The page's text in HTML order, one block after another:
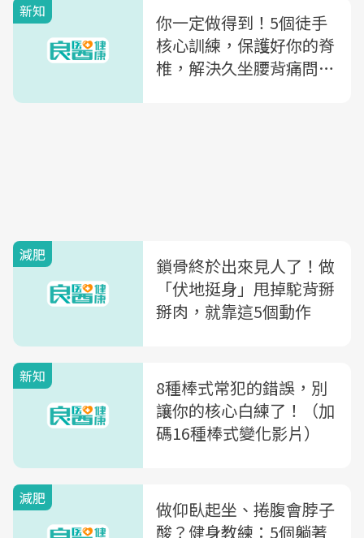
新知
你一定做得到！5個徒手
核心訓練，保護好你的脊
椎，解決久坐腰背痛問
減肥
鎖骨終於出來見人了！做
「伏地挺身」甩掉駝背掰
掰肉，就靠這5個動作
新知
8種棒式常犯的錯誤，別
讓你的核心白練了！（加
碼16種棒式變化影片）
減肥
做仰臥起坐、捲腹會脖子
酸？健身教練：5個躺著